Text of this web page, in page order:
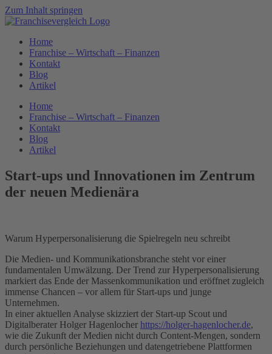
Zum Inhalt springen
Home
Franchise – Wirtschaft – Finanzen
Kontakt
Blog
Artikel
Home
Franchise – Wirtschaft – Finanzen
Kontakt
Blog
Artikel
Start-ups und Innovationen im Zentrum
der neuen Medienära
Warum Hyperpersonalisierung die Spielregeln neu schreibt
Die Medien- und Kommunikationsbranche steht vor einer
fundamentalen Umwälzung. Der Trend zur Hyperpersonalisierung
markiert das Ende der Massenkommunikation und eröffnet zugleich
immense Chancen – vor allem für Start-ups und junge
Unternehmen.
In einer aktuellen Analyse skizziert der Start-up Scout und
Digitalberater Holger Hagenlocher https://holger-hagenlocher.de,
wie die Zukunft der Medien nicht durch Content-Mengen, sondern
durch persönliche Beziehungen und datengetriebene Plattformen